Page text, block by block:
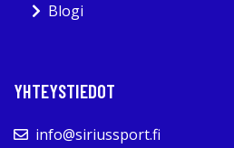
Blogi
YHTEYSTIEDOT
info@siriussport.fi